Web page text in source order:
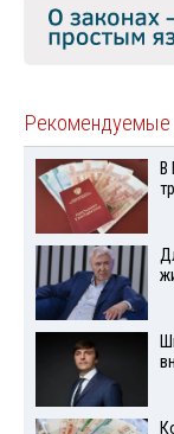
Рекомендуемые
В